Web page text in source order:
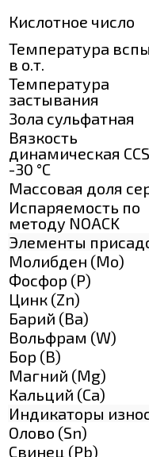
Кислотное число
Температура
в о.т.
Температура
застывания
Зола сульфатная
Вязкость
динамическая
-30 °С
Массовая доля
Испаряемость по
методу NOACK
Элементы
Молибден (Мо)
Фосфор (Р)
Цинк (Zn)
Барий (Ва)
Вольфрам (W)
Бор (В)
Магний (Mg)
Кальций (Са)
Индикаторы
Олово (Sn)
Свинец (Pb)